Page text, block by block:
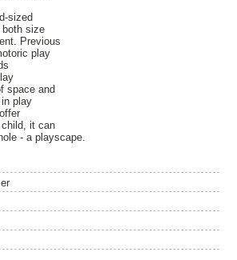
sized
size
Previous
play
space and
play
it can
- a playscape.